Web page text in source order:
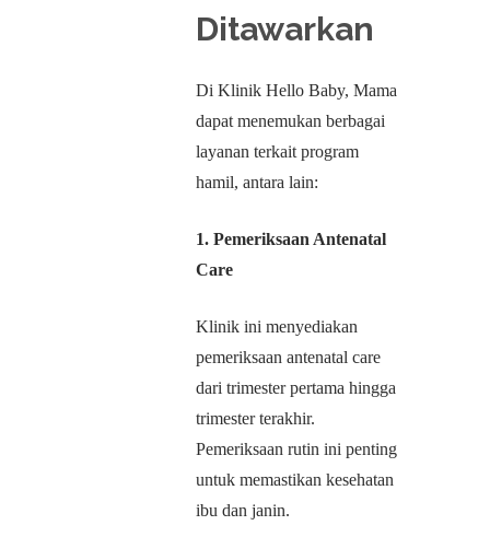
Ditawarkan
Di Klinik Hello Baby, Mama
dapat menemukan berbagai
layanan terkait program
hamil, antara lain:
1. Pemeriksaan Antenatal
Care
Klinik ini menyediakan
pemeriksaan antenatal care
dari trimester pertama hingga
trimester terakhir.
Pemeriksaan rutin ini penting
untuk memastikan kesehatan
ibu dan janin.